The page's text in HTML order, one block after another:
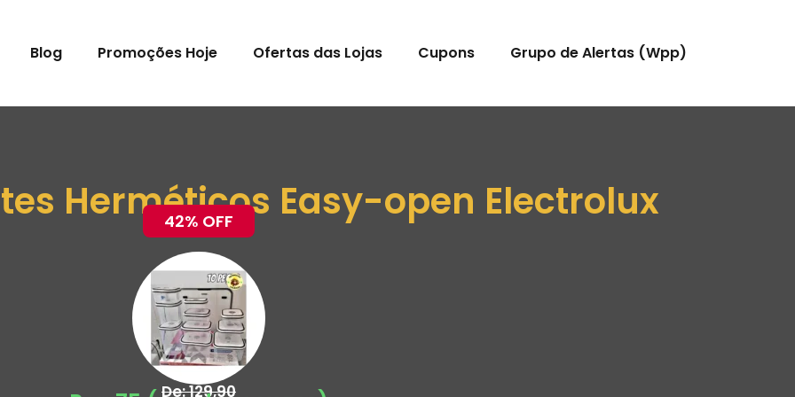
Blog Promoções Hoje Ofertas das Lojas Cupons Grupo de Alertas (Wpp)
Herméticos Easy-open Electrolux
42% OFF
De: 129,90